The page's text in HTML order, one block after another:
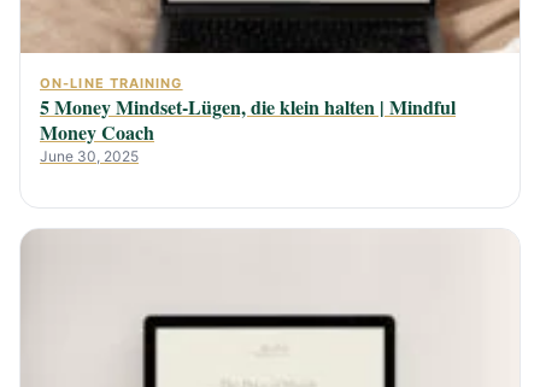
ON-LINE TRAINING
5 Money Mindset-Lügen, die klein halten | Mindful
Money Coach
June 30, 2025